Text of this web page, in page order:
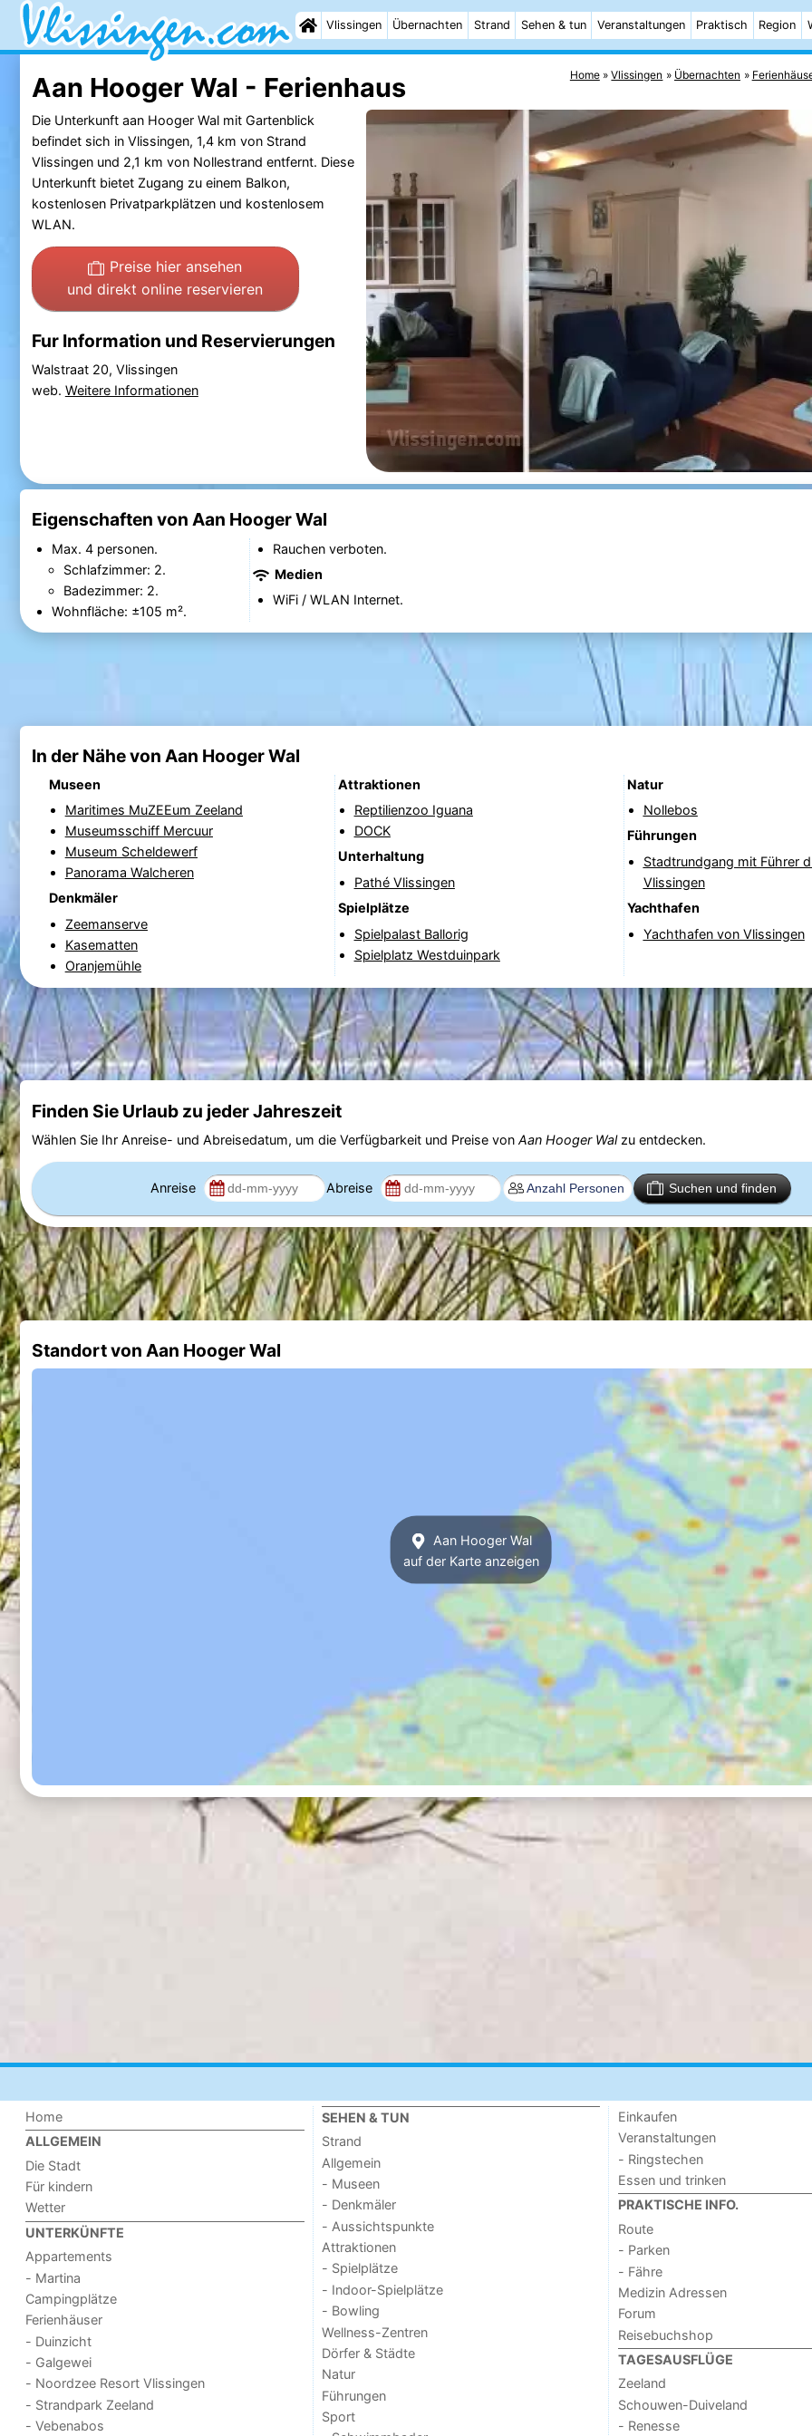
Vlissingen Übernachten Strand Sehen & tun Veranstaltungen Praktisch Region
Home Vlissingen Übernachten
Aan Hooger Wal - Ferienhaus
Die Unterkunft aan Hooger Wal mit Gartenblick
befindet sich in Vlissingen, 1,4 km von Strand
Vlissingen und 2,1 km von Nollestrand entfernt. Diese
Unterkunft bietet Zugang zu einem Balkon,
kostenlosen Privatparkplätzen und kostenlosem
WLAN.
Preise hier ansehen
und direkt online reservieren
Fur Information und Reservierungen
Walstraat 20, Vlissingen
web. Weitere Informationen
Eigenschaften von Aan Hooger Wal
Max. 4 personen.
Schlafzimmer: 2.
Badezimmer: 2.
Wohnfläche: ±105 m².
Rauchen verboten.
Medien
WiFi / WLAN Internet.
In der Nähe von Aan Hooger Wal
Museen
Maritimes MuZEEum Zeeland
Museumsschiff Mercuur
Museum Scheldewerf
Panorama Walcheren
Denkmäler
Zeemanserve
Kasematten
Oranjemühle
Attraktionen
Reptilienzoo Iguana
DOCK
Unterhaltung
Pathé Vlissingen
Spielplätze
Spielpalast Ballorig
Spielplatz Westduinpark
Natur
Nollebos
Führungen
Stadtrundgang mit Führer
Vlissingen
Yachthafen
Yachthafen von Vlissingen
Finden Sie Urlaub zu jeder Jahreszeit
Wählen Sie Ihr Anreise- und Abreisedatum, um die Verfügbarkeit und Preise von Aan Hooger Walzu entdecken.
Anreise Abreise Suchen und finden
Standort von Aan Hooger Wal
Aan Hooger Wal
auf der Karte anzeigen
Home
ALLGEMEIN
Die Stadt
Für kindern
Wetter
UNTERKÜNFTE
Appartements
- Martina
Campingplätze
Ferienhäuser
- Duinzicht
- Galgewei
- Noordzee Resort Vlissingen
- Strandpark Zeeland
- Vebenabos
SEHEN & TUN
Strand
Allgemein
- Museen
- Denkmäler
- Aussichtspunkte
Attraktionen
- Spielplätze
- Indoor-Spielplätze
- Bowling
Wellness-Zentren
Dörfer & Städte
Natur
Führungen
Sport
Einkaufen
Veranstaltungen
- Ringstechen
Essen und trinken
PRAKTISCHE INFO.
Route
- Parken
- Fähre
Medizin Adressen
Forum
Reisebuchshop
TAGESAUSFLÜGE
Zeeland
Schouwen-Duiveland
- Renesse